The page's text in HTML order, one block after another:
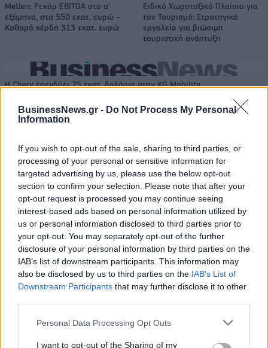
BusinessNews.gr - Do Not Process My Personal
Information
If you wish to opt-out of the sale, sharing to third parties, or
processing of your personal or sensitive information for
targeted advertising by us, please use the below opt-out
section to confirm your selection. Please note that after your
opt-out request is processed you may continue seeing
interest-based ads based on personal information utilized by
us or personal information disclosed to third parties prior to
your opt-out. You may separately opt-out of the further
disclosure of your personal information by third parties on the
IAB’s list of downstream participants. This information may
also be disclosed by us to third parties on the IAB’s List of
Downstream Participants that may further disclose it to other
Personal Data Processing Opt Outs
I want to opt-out of the Sharing of my
Metlen: Ρεκόρ EBITDA στο α'
εξάμηνο, στα 550 εκατ. ευρώ –
Καθαρά κέρδη 313 εκατ. ευρώ
Ειδικό Χωροταξικό Πλαίσιο για
τον Τουρισμό: Στρατηγικό
εργαλείο για βιώσιμη
τουριστική ανάπτυξη
Η Chery επενδύει 75 εκατ. δολάρια στην KG Mobility
συνεργασίας τους μέχρι το
2028
18η συνεχόμενη χρονιά για τον ΟΤΕ στη διεθνή σειρά δεικτών
Alpha Bank: Για πρώτη φορά το Αρχαίο Θέατρο Επιδαύρου άνοιξε τις
πύλες του σε όλους